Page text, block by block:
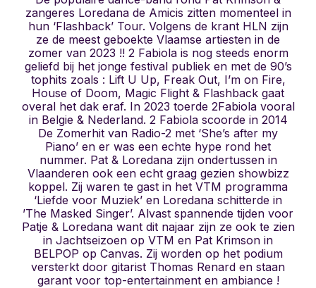
zangeres Loredana de Amicis zitten momenteel in
hun ‘Flashback’ Tour. Volgens de krant HLN zijn
ze de meest geboekte Vlaamse artiesten in de
zomer van 2023 !! 2 Fabiola is nog steeds enorm
geliefd bij het jonge festival publiek en met de 90’s
tophits zoals : Lift U Up, Freak Out, I’m on Fire,
House of Doom, Magic Flight & Flashback gaat
overal het dak eraf. In 2023 toerde 2Fabiola vooral
in Belgie & Nederland. 2 Fabiola scoorde in 2014
De Zomerhit van Radio-2 met ‘She’s after my
Piano’ en er was een echte hype rond het
nummer. Pat & Loredana zijn ondertussen in
Vlaanderen ook een echt graag gezien showbizz
koppel. Zij waren te gast in het VTM programma
‘Liefde voor Muziek’ en Loredana schitterde in
’The Masked Singer’. Alvast spannende tijden voor
Patje & Loredana want dit najaar zijn ze ook te zien
in Jachtseizoen op VTM en Pat Krimson in
BELPOP op Canvas. Zij worden op het podium
versterkt door gitarist Thomas Renard en staan
garant voor top-entertainment en ambiance !